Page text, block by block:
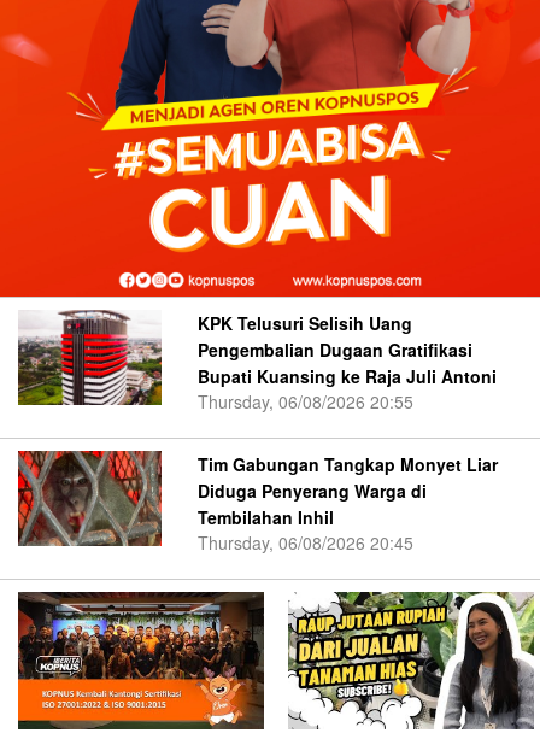
KPK Telusuri Selisih Uang
Pengembalian Dugaan Gratifikasi
Bupati Kuansing ke Raja Juli Antoni
Thursday, 06/08/2026 20:55
Tim Gabungan Tangkap Monyet Liar
Diduga Penyerang Warga di
Tembilahan Inhil
Thursday, 06/08/2026 20:45